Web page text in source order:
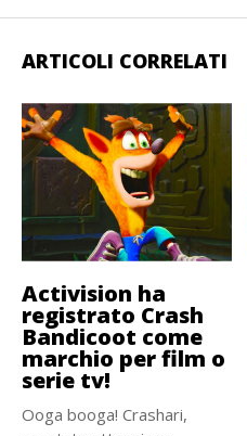
ARTICOLI CORRELATI
Activision ha
registrato Crash
Bandicoot come
marchio per film o
serie tv!
Ooga booga! Crashari,